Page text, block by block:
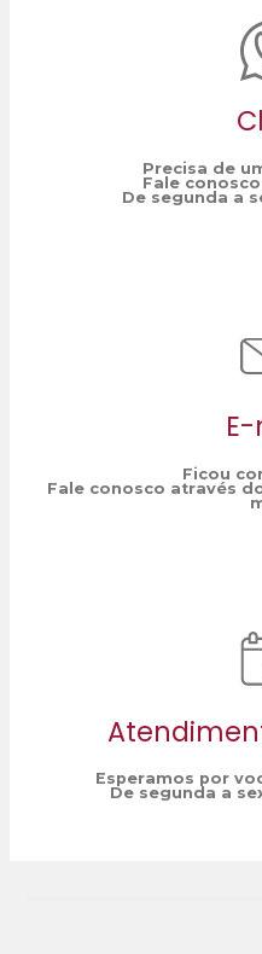
Precisa de
Fale
De segunda a
Ficou
Fale conosco através
Esperamos por
De segunda a